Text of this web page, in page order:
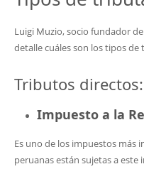
Luigi Muzio, socio fundador
detalle cuáles son los tipos
Tributos directos:
Impuesto a la
Es uno de los impuestos más
peruanas están sujetas a